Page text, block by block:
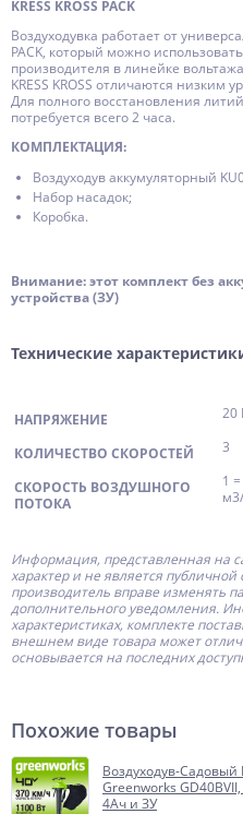
KRESS KROSS PACK
Воздуходувка работает от
PACK, который можно
производителя в линейке
KRESS KROSS отличаются
Для полного восстановления
потребуется всего 2 часа.
КОМПЛЕКТАЦИЯ:
Воздуходув аккумуляторный
Набор насадок;
Коробка.
Внимание: этот комплект без
устройства (ЗУ)
Технические
НАПРЯЖЕНИЕ 20
КОЛИЧЕСТВО СКОРОСТЕЙ 3
СКОРОСТЬ ВОЗДУШНОГО
ПОТОКА
1
Информация, представленная на
характер и не является публичной
производитель вправе изменять
дополнительного уведомления.
характеристиках, комплекте
внешнем виде товара может
основывается на последних
Похожие товары
Воздуходув-
Greenworks
4Ач и ЗУ